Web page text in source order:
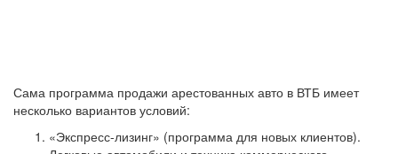
Сама программа продажи арестованных авто в ВТБ имеет
несколько вариантов условий:
«Экспресс-лизинг» (программа для новых клиентов).